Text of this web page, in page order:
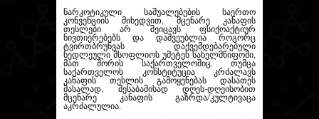
ნარკოტიკული საშუალებების საერთო
კონვენციის მიხედვით, მცენარე კანაფის
თესლები არ შეიცავს ფსიქოაქტიურ
ნივთიერებებს და დაშვეუბლია როგორც
ტვირთბრუნვას დაქვემდებარებული
ნედლეული მსოფლიოს უმეტეს სახელმწიფოში,
მათ შორის საქართველოშიც. თუმცა
საქართველოს კონსტიტუცია კრძალავს
კანაფის თესლის გამოყენებას დასათეს
მასალად, შესაბამისად დღეს-დღეისობით
მცენარე კანაფის გაზრდა/კულტივაცა
აკრძალულია.